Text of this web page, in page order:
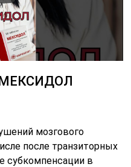
МЕКСИДОЛ
мозгового
после транзиторных
субкомпенсации в